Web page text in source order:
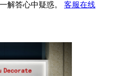
解答心中疑惑。 客服在线